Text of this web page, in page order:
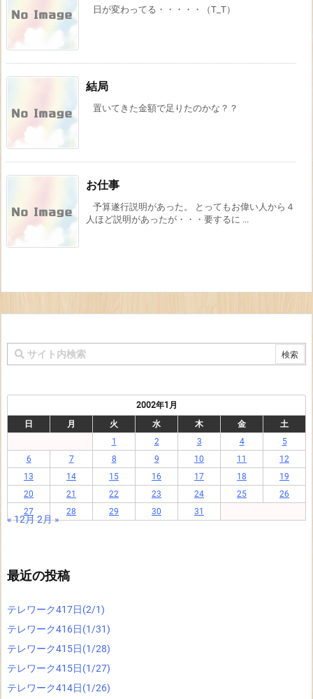
日が変わってる・・・・・（T_T）
結局
置いてきた金額で足りたのかな？？
お仕事
予算遂行説明があった。 とってもお偉い人から４
人ほど説明があったが・・・要するに ...
2002年1月
日
月 火 水 木 金
土
1
2 3 4
5
6
7 8 9 10 11
12
13
14 15 16 17 18
19
20
21 22 23 24 25
26
27
28 29 30 31
« 12月2月 »
最近の投稿
テレワーク417日(2/1)
テレワーク416日(1/31)
テレワーク415日(1/28)
テレワーク415日(1/27)
テレワーク414日(1/26)